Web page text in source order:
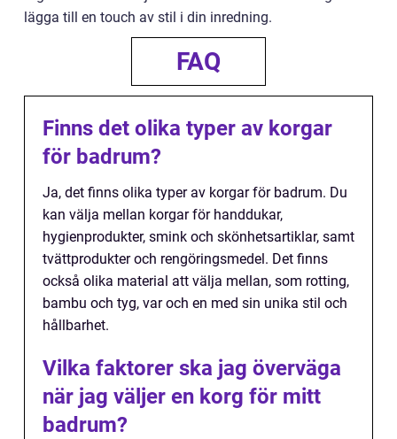
lägga till en touch av stil i din inredning.
FAQ
Finns det olika typer av korgar
för badrum?
Ja, det finns olika typer av korgar för badrum. Du
kan välja mellan korgar för handdukar,
hygienprodukter, smink och skönhetsartiklar, samt
tvättprodukter och rengöringsmedel. Det finns
också olika material att välja mellan, som rotting,
bambu och tyg, var och en med sin unika stil och
hållbarhet.
Vilka faktorer ska jag överväga
när jag väljer en korg för mitt
badrum?